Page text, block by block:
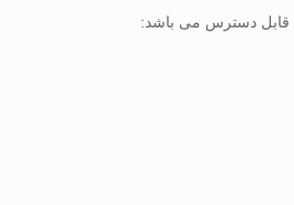
قابل دسترس می باشد: